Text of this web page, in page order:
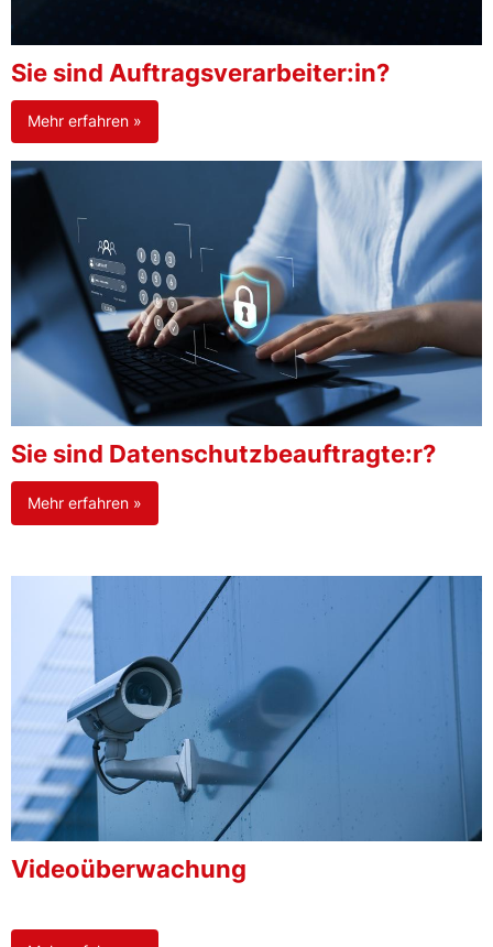
Sie sind Auftragsverarbeiter:in?
Mehr erfahren »
Sie sind Datenschutzbeauftragte:r?
Mehr erfahren »
Videoüberwachung